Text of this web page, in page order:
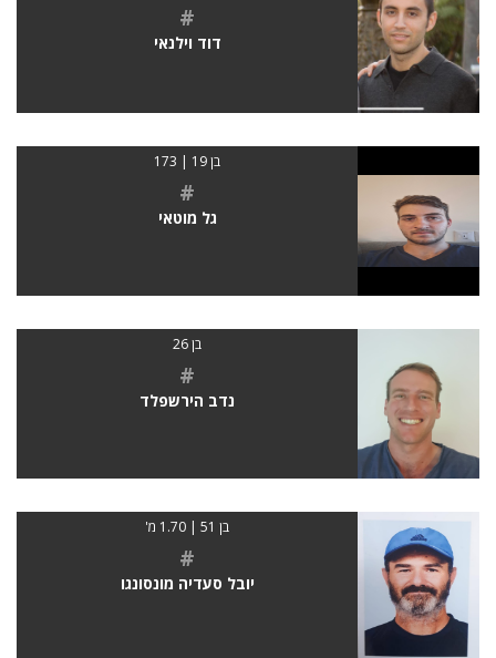
#
דוד וילנאי
בן 19 | 173
#
גל מוטאי
בן 26
#
נדב הירשפלד
בן 51 | 1.70 מ'
#
יובל סעדיה מונסונגו